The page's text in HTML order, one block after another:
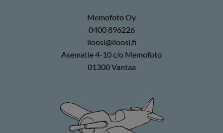
Memofoto Oy
0400 896226
iloosi@iloosi.fi
Asematie 4-10 c/o Memofoto
01300 Vantaa